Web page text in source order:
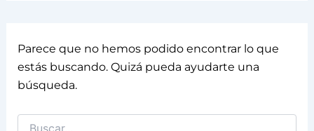
Parece que no hemos podido encontrar lo que
estás buscando. Quizá pueda ayudarte una
búsqueda.